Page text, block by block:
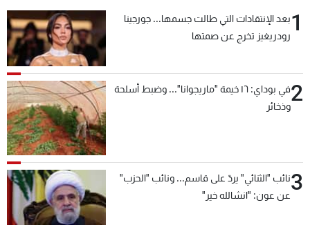
1بعد الإنتقادات التي طالت جسمها... جورجينا
رودريغيز تخرج عن صمتها
2
في بوداي: ١٦ خيمة "ماريجوانا"... وضبط أسلحة
وذخائر
3نائب "الثنائي" يردّ على قاسم... ونائب "الحزب"
عن عون: "انشالله خير"